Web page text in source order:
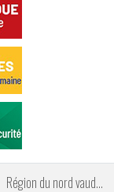
Région du nord vaudois